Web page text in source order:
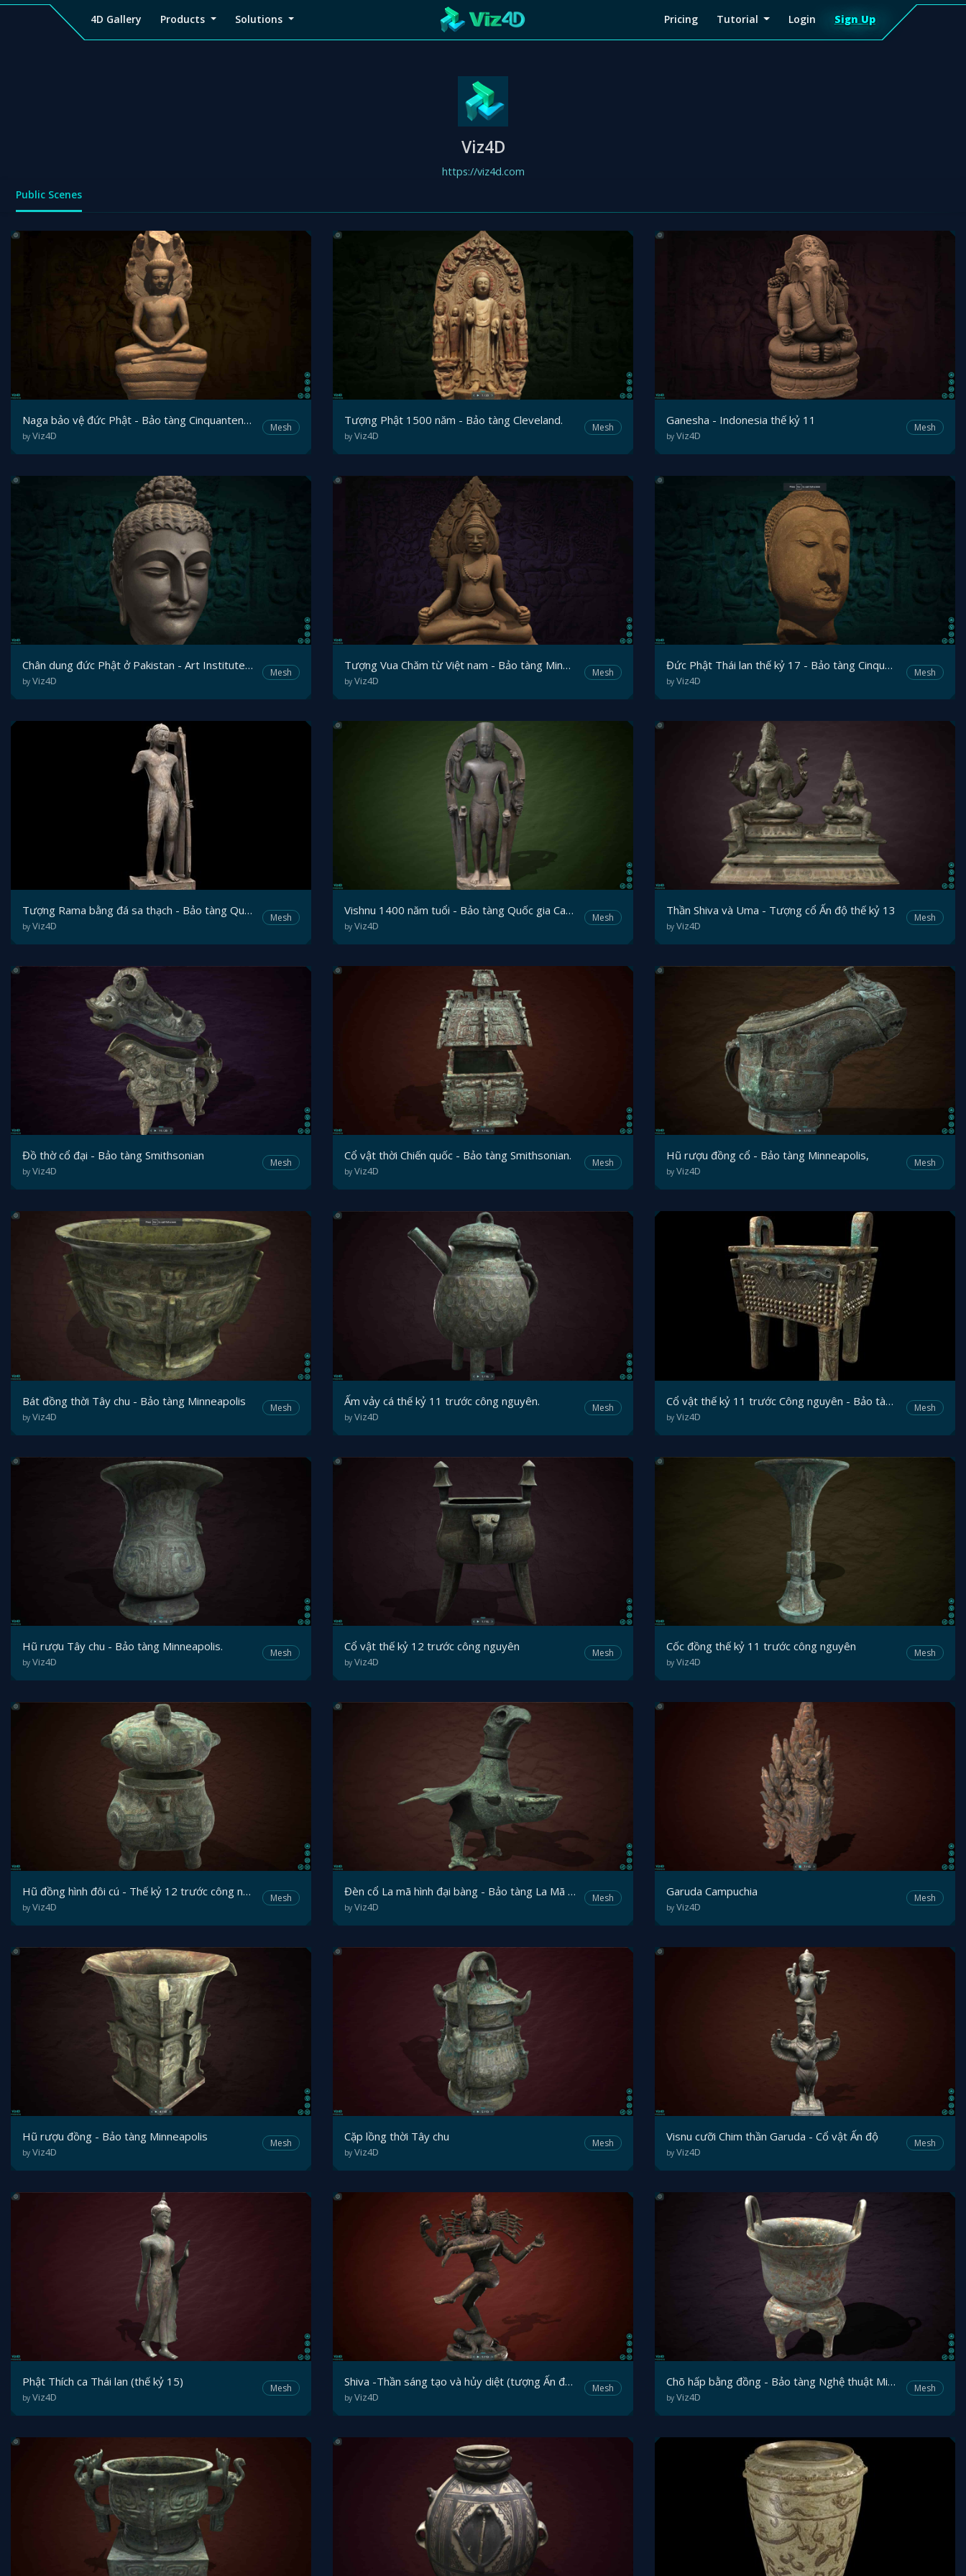
4D Gallery Products Solutions Pricing Tutorial Login Sign Up
Viz4D
https://viz4d.com
Public Scenes
Naga bảo vệ đức Phật - Bảo tàng Cinquantenaire
by Viz4D
Mesh Tượng Phật 1500 năm - Bảo tàng Cleveland.
by Viz4D
Mesh Ganesha - Indonesia thế kỷ 11
by Viz4D
Mesh
Chân dung đức Phật ở Pakistan - Art Institute of Chicago
by Viz4D
Mesh Tượng Vua Chăm từ Việt nam - Bảo tàng Minneapolis
by Viz4D
Mesh Đức Phật Thái lan thế kỷ 17 - Bảo tàng Cinquantenaire.
by Viz4D
Mesh
Tượng Rama bằng đá sa thạch - Bảo tàng Quốc gia Campuchia
by Viz4D
Mesh Vishnu 1400 năm tuổi - Bảo tàng Quốc gia Campuchia.
by Viz4D
Mesh Thần Shiva và Uma - Tượng cổ Ấn độ thế kỷ 13
by Viz4D
Mesh
Đồ thờ cổ đại - Bảo tàng Smithsonian
by Viz4D
Mesh Cổ vật thời Chiến quốc - Bảo tàng Smithsonian.
by Viz4D
Mesh Hũ rượu đồng cổ - Bảo tàng Minneapolis,
by Viz4D
Mesh
Bát đồng thời Tây chu - Bảo tàng Minneapolis
by Viz4D
Mesh Ấm vảy cá thế kỷ 11 trước công nguyên.
by Viz4D
Mesh Cổ vật thế kỷ 11 trước Công nguyên - Bảo tàng Minneapolis
by Viz4D
Mesh
Hũ rượu Tây chu - Bảo tàng Minneapolis.
by Viz4D
Mesh Cổ vật thế kỷ 12 trước công nguyên
by Viz4D
Mesh Cốc đồng thế kỷ 11 trước công nguyên
by Viz4D
Mesh
Hũ đồng hình đôi cú - Thế kỷ 12 trước công nguyên
by Viz4D
Mesh Đèn cổ La mã hình đại bàng - Bảo tàng La Mã LWL
by Viz4D
Mesh Garuda Campuchia
by Viz4D
Mesh
Hũ rượu đồng - Bảo tàng Minneapolis
by Viz4D
Mesh Cặp lồng thời Tây chu
by Viz4D
Mesh Visnu cưỡi Chim thần Garuda - Cổ vật Ấn độ
by Viz4D
Mesh
Phật Thích ca Thái lan (thế kỷ 15)
by Viz4D
Mesh Shiva -Thần sáng tạo và hủy diệt (tượng Ấn độ thế kỷ 12)
by Viz4D
Mesh Chõ hấp bằng đồng - Bảo tàng Nghệ thuật Minneapolis
by Viz4D
Mesh